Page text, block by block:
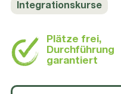
Integrationskurse
Plätze frei,
Durchführung
garantiert